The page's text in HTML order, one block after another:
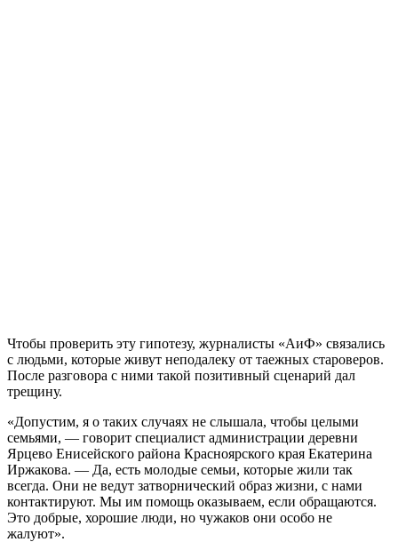
Чтобы проверить эту гипотезу, журналисты «АиФ» связались
с людьми, которые живут неподалеку от таежных староверов.
После разговора с ними такой позитивный сценарий дал
трещину.
«Допустим, я о таких случаях не слышала, чтобы целыми
семьями, — говорит специалист администрации деревни
Ярцево Енисейского района Красноярского края Екатерина
Иржакова. — Да, есть молодые семьи, которые жили так
всегда. Они не ведут затворнический образ жизни, с нами
контактируют. Мы им помощь оказываем, если обращаются.
Это добрые, хорошие люди, но чужаков они особо не
жалуют».